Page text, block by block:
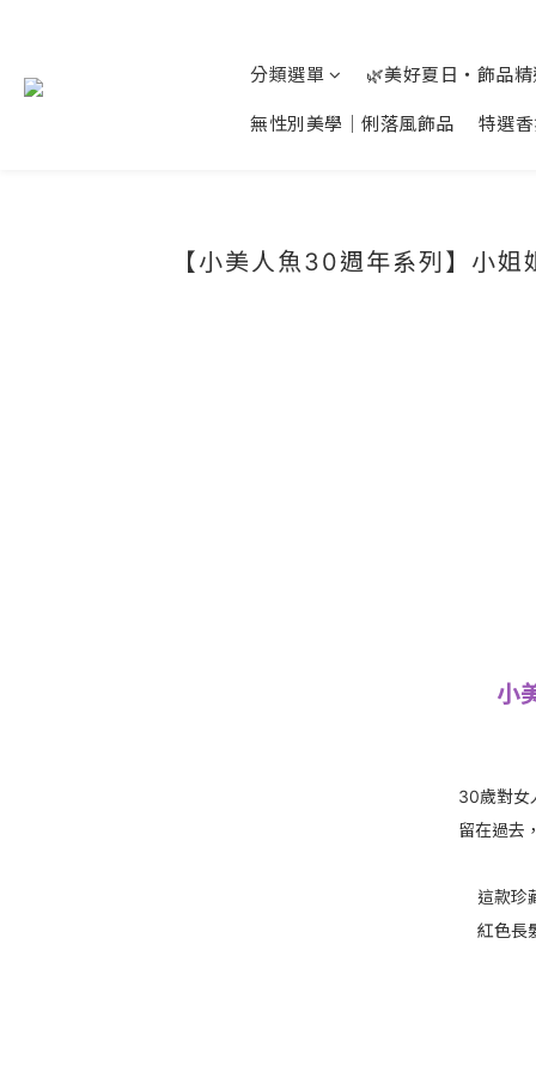
分類選單
🌿美好夏日‧飾品
無性別美學│俐落風飾品
特選
【小美人魚30週年系列】小
小
30歲對女
留在過去
這款珍
紅色長